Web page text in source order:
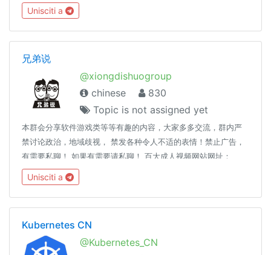
Admin 們尊重大家既言論自由但同一時間請大家唔好瘋狂洗版或
者post 一啲對其他谷友構成騷擾既msg🙈
Unisciti a
兄弟说
@xiongdishuogroup
chinese
830
Topic is not assigned yet
本群会分享软件游戏类等等有趣的内容，大家多多交流，群内严
禁讨论政治，地域歧视， 禁发各种令人不适的表情！禁止广告，
有需要私聊！ 如果有需要请私聊！ 百大成人视频网站网址：
https://www.lanzous.com/i32h3hc (此视频专辑在youtube上被
无理由禁播，所以改在TG频道里更新，请大家多多关注）我的TG
频道：https://t.me/xiongdishuochannel 我的Youtube频道：
😄😄
Unisciti a
Kubernetes CN
@Kubernetes_CN